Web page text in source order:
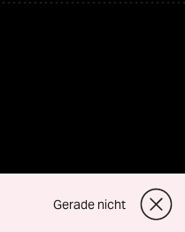
Gerade nicht